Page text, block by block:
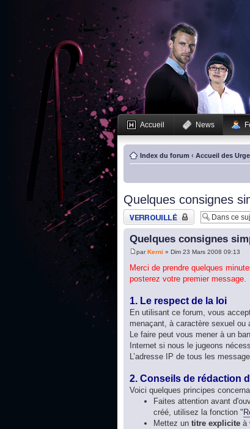
Accueil News
Index du forum ‹ Accueil des
Quelques consignes
Sujet verrouillé
Quelques consignes
parKerni » Dim 23 Mars 2008 09:13
Merci de prendre quelques
posterez votre premier message.
1. Le respect de la loi
En utilisant ce forum, vous
menaçant, à caractère sexuel
Le faire peut vous mener à un
Internet si nous le jugeons
L’adresse IP de tous les
2. Conseils de rédaction
Voici quelques principes
Faites attention avant
créé, utilisez la fonction "
Mettez un titre explicite à